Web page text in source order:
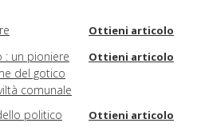
Ottieni articolo
: un pioniere
del gotico
comunale
Ottieni articolo
politico Ottieni articolo